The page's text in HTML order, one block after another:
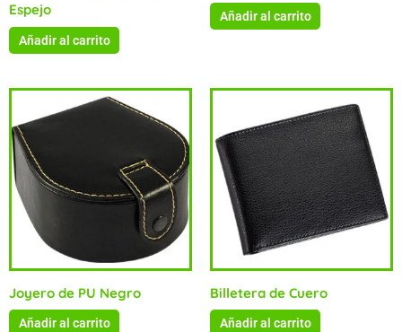
Espejo
Añadir al carrito
Añadir al carrito
Joyero de PU Negro
Añadir al carrito
Billetera de Cuero
Añadir al carrito